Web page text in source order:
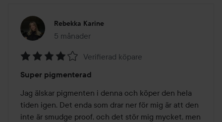
Rebekka Karine
5 månader
Inlägget skapades 5 månader
4
av
5
Verifierad köpare
Super pigmenterad
Jag älskar pigmenten i denna och köper den hela
tiden igen. Det enda som drar ner för mig är att den
inte är smudge proof, och det stör mig mycket, men